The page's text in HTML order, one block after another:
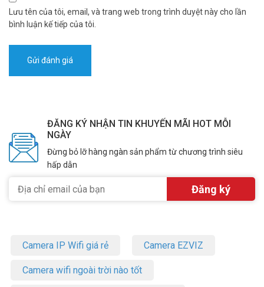
Lưu tên của tôi, email, và trang web trong trình duyệt này cho lần
bình luận kế tiếp của tôi.
ĐĂNG KÝ NHẬN TIN KHUYẾN MÃI HOT MỖI
NGÀY
Đừng bỏ lỡ hàng ngàn sản phẩm từ chương trình siêu
hấp dẫn
Camera IP Wifi giá rẻ Camera EZVIZ
Camera wifi ngoài trời nào tốt